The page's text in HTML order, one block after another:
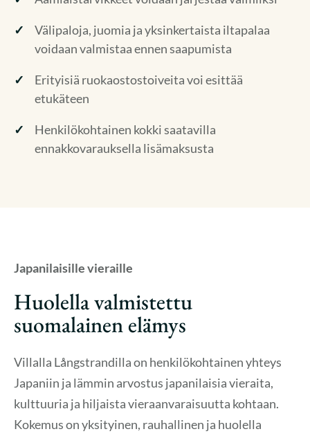
Välipaloja, juomia ja yksinkertaista iltapalaa
voidaan valmistaa ennen saapumista
Erityisiä ruokaostostoiveita voi esittää
etukäteen
Henkilökohtainen kokki saatavilla
ennakkovarauksella lisämaksusta
Japanilaisille vieraille
Huolella valmistettu
suomalainen elämys
Villalla Långstrandilla on henkilökohtainen yhteys
Japaniin ja lämmin arvostus japanilaisia vieraita,
kulttuuria ja hiljaista vieraanvaraisuutta kohtaan.
Kokemus on yksityinen, rauhallinen ja huolella